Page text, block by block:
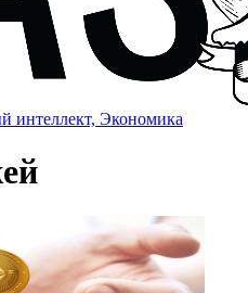
интеллект, Экономика